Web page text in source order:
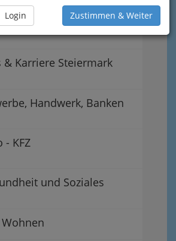
Login Zustimmen & Weiter
für (fast) alle Fälle
& Karriere Steiermark
Handwerk, Banken
- KFZ
und Soziales